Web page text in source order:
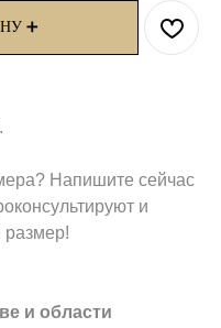
➕
Напишите сейчас
и
размер!
и области